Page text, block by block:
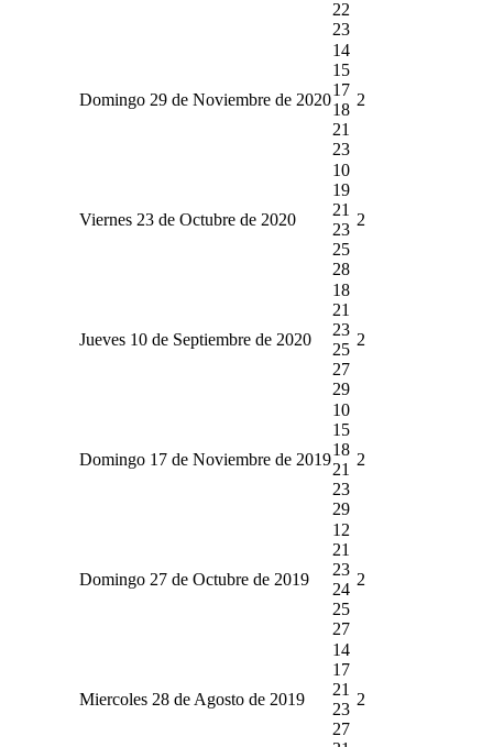
22
23
Domingo 29 de Noviembre de 2020
14
15
17
18
21
23
2
Viernes 23 de Octubre de 2020
10
19
21
23
25
28
2
Jueves 10 de Septiembre de 2020
18
21
23
25
27
29
2
Domingo 17 de Noviembre de 2019
10
15
18
21
23
29
2
Domingo 27 de Octubre de 2019
12
21
23
24
25
27
2
Miercoles 28 de Agosto de 2019
14
17
21
23
27
2